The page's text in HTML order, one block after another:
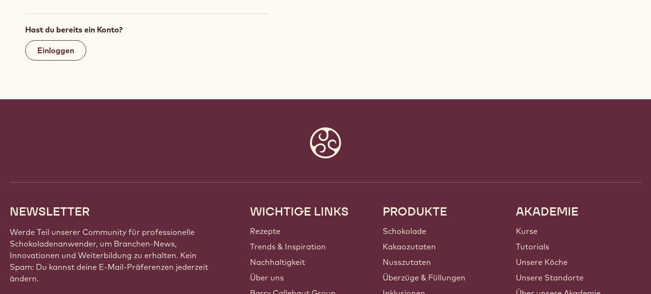
Hast du bereits ein Konto?
Einloggen
NEWSLETTER
Werde Teil unserer Community für professionelle
Schokoladenanwender, um Branchen-News,
Innovationen und Weiterbildung zu erhalten. Kein
Spam: Du kannst deine E-Mail-Präferenzen jederzeit
ändern.
Footer
Callebaut
WICHTIGE LINKS
Rezepte
Trends & Inspiration
Nachhaltigkeit
Über uns
PRODUKTE
Schokolade
Kakaozutaten
Nusszutaten
Überzüge & Füllungen
AKADEMIE
Kurse
Tutorials
Unsere Köche
Unsere Standorte